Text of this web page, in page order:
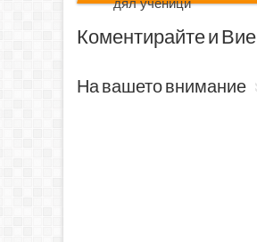
Коментирайте и Вие
На вашето внимание